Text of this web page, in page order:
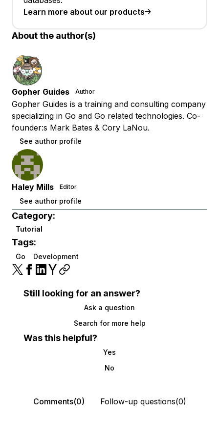
Learn more about our products
About the author(s)
Gopher Guides Author
Gopher Guides is a training and consulting company
specializing in Go and Go related technologies. Co-
founder:s Mark Bates & Cory LaNou.
See author profile
Haley Mills Editor
See author profile
Category:
Tutorial
Tags:
Go Development
Still looking for an answer?
Ask a question
Search for more help
Was this helpful?
Yes
No
Comments(0) Follow-up questions(0)